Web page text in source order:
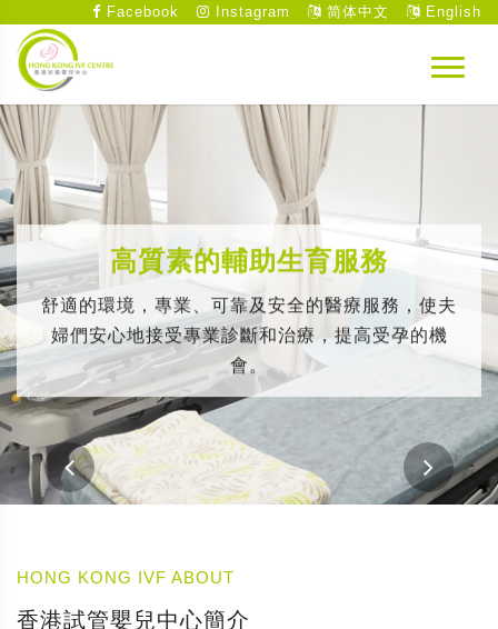
Facebook Instagram 简体中文 English
高質素的輔助生育服務
舒適的環境，專業、可靠及安全的醫療服務，使夫
婦們安心地接受專業診斷和治療，提高受孕的機
會。
HONG KONG IVF ABOUT
香港試管嬰兒中心簡介